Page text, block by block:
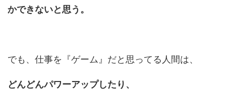
かできないと思う。
でも、仕事を『ゲーム』だと思ってる人間は、
どんどんパワーアップしたり、